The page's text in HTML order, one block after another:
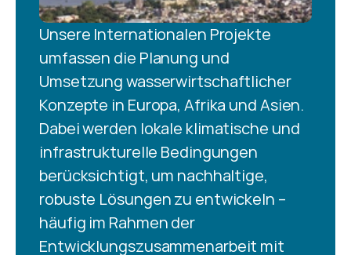
Unsere Internationalen Projekte
umfassen die Planung und
Umsetzung wasserwirtschaftlicher
Konzepte in Europa, Afrika und Asien.
Dabei werden lokale klimatische und
infrastrukturelle Bedingungen
berücksichtigt, um nachhaltige,
robuste Lösungen zu entwickeln –
häufig im Rahmen der
Entwicklungszusammenarbeit mit